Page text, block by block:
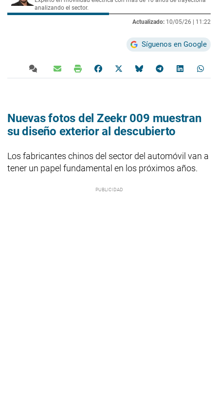
analizando el sector.
Actualizado: 10/05/26 | 11:22
Síguenos en Google
Nuevas fotos del Zeekr 009 muestran
su diseño exterior al descubierto
Los fabricantes chinos del sector del automóvil van a
tener un papel fundamental en los próximos años.